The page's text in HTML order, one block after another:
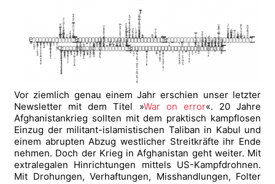
Vor ziemlich genau einem Jahr erschien unser letzter
Newsletter mit dem Titel »War on error«. 20 Jahre
Afghanistankrieg sollten mit dem praktisch kampflosen
Einzug der militant-islamistischen Taliban in Kabul und
einem abrupten Abzug westlicher Streitkräfte ihr Ende
nehmen. Doch der Krieg in Afghanistan geht weiter. Mit
extralegalen Hinrichtungen mittels US-Kampfdrohnen.
Mit Drohungen, Verhaftungen, Misshandlungen, Folter